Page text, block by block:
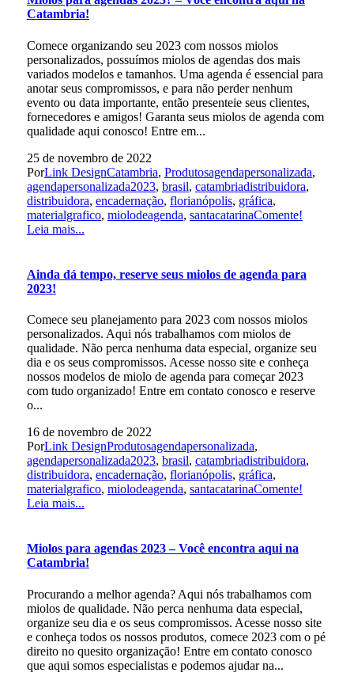
Catambria!
Comece organizando seu 2023 com nossos miolos
personalizados, possuímos miolos de agendas dos mais
variados modelos e tamanhos. Uma agenda é essencial para
anotar seus compromissos, e para não perder nenhum
evento ou data importante, então presenteie seus clientes,
fornecedores e amigos! Garanta seus miolos de agenda com
qualidade aqui conosco! Entre em...
25 de novembro de 2022
PorLink DesignCatambria, Produtosagendapersonalizada,
agendapersonalizada2023, brasil, catambriadistribuidora,
distribuidora, encadernação, florianópolis, gráfica,
materialgrafico, miolodeagenda, santacatarinaComente!
Leia mais...
Ainda dá tempo, reserve seus miolos de agenda para
2023!
Comece seu planejamento para 2023 com nossos miolos
personalizados. Aqui nós trabalhamos com miolos de
qualidade. Não perca nenhuma data especial, organize seu
dia e os seus compromissos. Acesse nosso site e conheça
nossos modelos de miolo de agenda para começar 2023
com tudo organizado! Entre em contato conosco e reserve
o...
16 de novembro de 2022
PorLink DesignProdutosagendapersonalizada,
agendapersonalizada2023, brasil, catambriadistribuidora,
distribuidora, encadernação, florianópolis, gráfica,
materialgrafico, miolodeagenda, santacatarinaComente!
Leia mais...
Miolos para agendas 2023 – Você encontra aqui na
Catambria!
Procurando a melhor agenda? Aqui nós trabalhamos com
miolos de qualidade. Não perca nenhuma data especial,
organize seu dia e os seus compromissos. Acesse nosso site
e conheça todos os nossos produtos, comece 2023 com o pé
direito no quesito organização! Entre em contato conosco
que aqui somos especialistas e podemos ajudar na...